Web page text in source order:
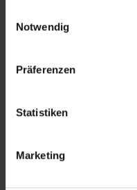
Notwendig
Präferenzen
Statistiken
Marketing
Izba is a supply
tech company that